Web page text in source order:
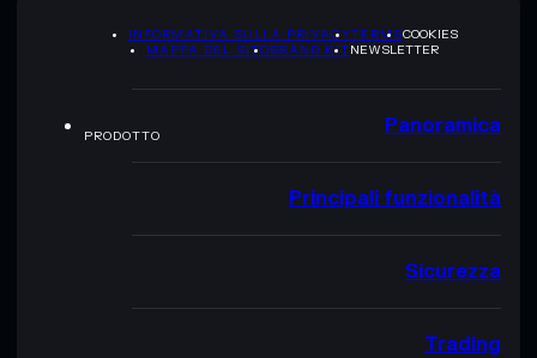
INFORMATIVA SULLA PRIVACYTERMSCOOKIES
MAPPA DEL SITOBRAND KITNEWSLETTER
PRODOTTO Panoramica
Principali funzionalità
Sicurezza
Trading